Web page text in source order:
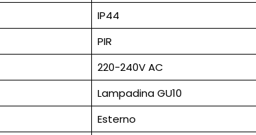
IP44
PIR
220-240V AC
Lampadina GU10
Esterno